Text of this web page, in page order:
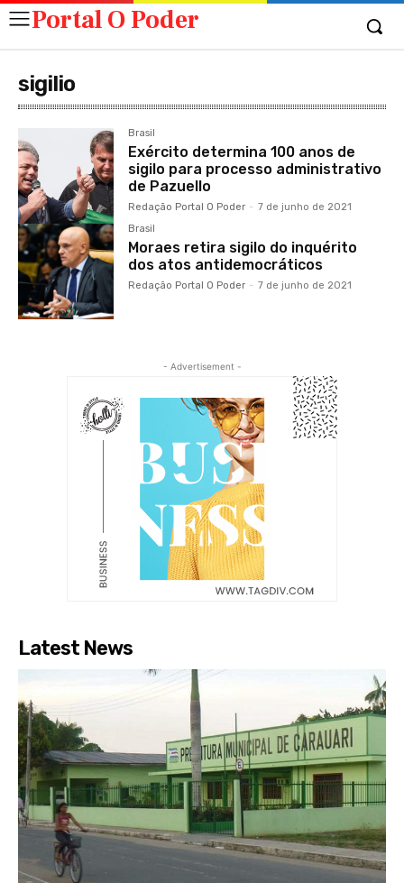
Portal O Poder
sigilio
Brasil
Exército determina 100 anos de
sigilo para processo administrativo
de Pazuello
Redação Portal O Poder - 7 de junho de 2021
Brasil
Moraes retira sigilo do inquérito
dos atos antidemocráticos
Redação Portal O Poder - 7 de junho de 2021
- Advertisement -
Latest News